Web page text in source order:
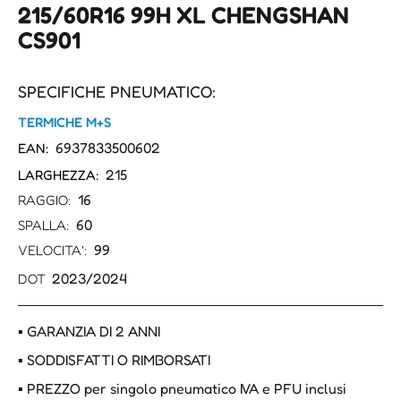
215/60R16 99H XL CHENGSHAN
CS901
SPECIFICHE PNEUMATICO:
TERMICHE M+S
EAN: 6937833500602
LARGHEZZA: 215
RAGGIO: 16
SPALLA: 60
VELOCITA': 99
DOT 2023/2024
▪ GARANZIA DI 2 ANNI
▪ SODDISFATTI O RIMBORSATI
▪ PREZZO per singolo pneumatico IVA e PFU inclusi